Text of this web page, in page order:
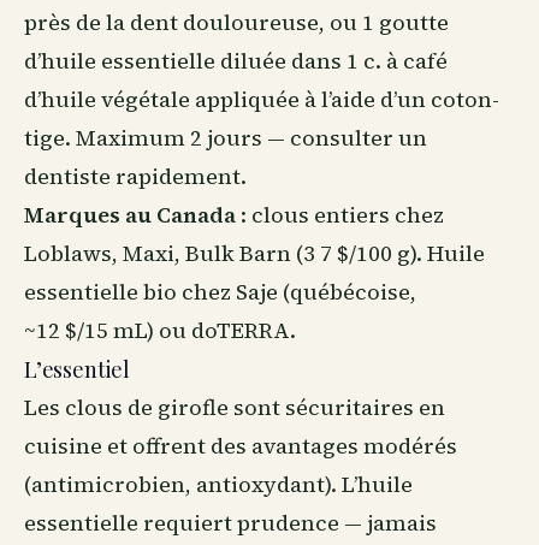
près de la dent douloureuse, ou 1 goutte
d’huile essentielle diluée dans 1 c. à café
d’huile végétale appliquée à l’aide d’un coton-
tige. Maximum 2 jours — consulter un
dentiste rapidement.
Marques au Canada : clous entiers chez
Loblaws, Maxi, Bulk Barn (3 7 $/100 g). Huile
essentielle bio chez Saje (québécoise,
~12 $/15 mL) ou doTERRA.
L’essentiel
Les clous de girofle sont sécuritaires en
cuisine et offrent des avantages modérés
(antimicrobien, antioxydant). L’huile
essentielle requiert prudence — jamais